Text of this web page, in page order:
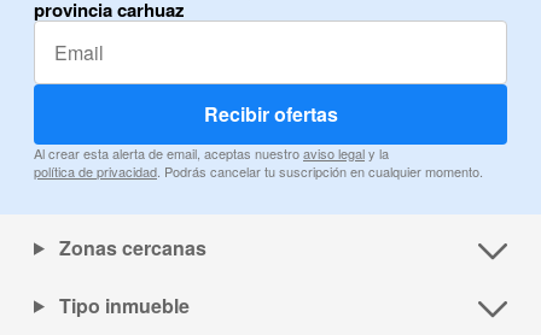
provincia carhuaz
Recibir ofertas
Al crear esta alerta de email, aceptas nuestroaviso legaly la
política de privacidad . Podrás cancelar tu suscripción en cualquier momento.
Zonas cercanas
Tipo inmueble